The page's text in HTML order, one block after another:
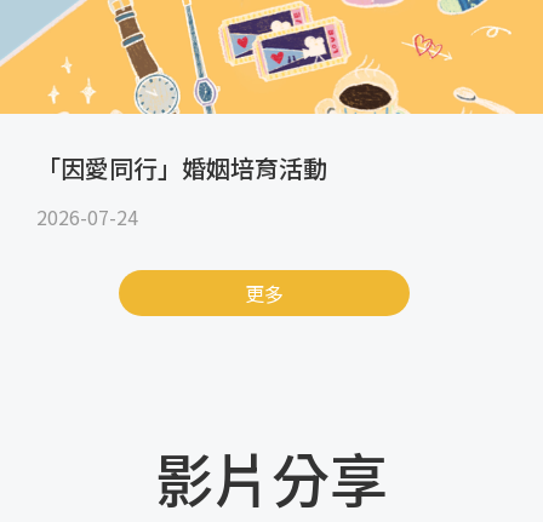
「因愛同行」婚姻培育活動
2026-07-24
更多
影片分享